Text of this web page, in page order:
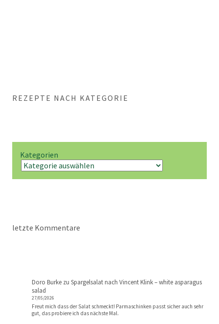
REZEPTE NACH KATEGORIE
Kategorien
letzte Kommentare
Doro Burke zu Spargelsalat nach Vincent Klink – white asparagus
salad
27/05/2026
Freut mich dass der Salat schmeckt! Parmaschinken passt sicher auch sehr
gut, das probiere ich das nächste Mal.